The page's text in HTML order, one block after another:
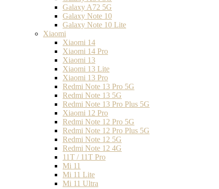
Galaxy A72 5G
Galaxy Note 10
Galaxy Note 10 Lite
Xiaomi
Xiaomi 14
Xiaomi 14 Pro
Xiaomi 13
Xiaomi 13 Lite
Xiaomi 13 Pro
Redmi Note 13 Pro 5G
Redmi Note 13 5G
Redmi Note 13 Pro Plus 5G
Xiaomi 12 Pro
Redmi Note 12 Pro 5G
Redmi Note 12 Pro Plus 5G
Redmi Note 12 5G
Redmi Note 12 4G
11T / 11T Pro
Mi 11
Mi 11 Lite
Mi 11 Ultra